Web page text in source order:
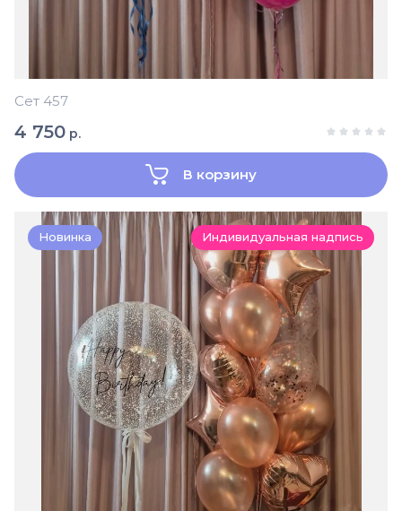
Сет 457
4 750 р.
В корзину
Новинка Индивидуальная надпись